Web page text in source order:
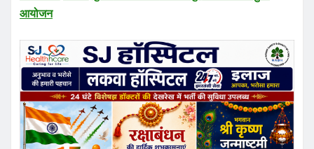
आयोजन